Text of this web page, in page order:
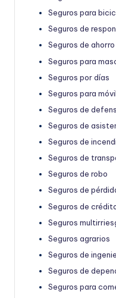
Seguros para
Seguros de
Seguros de
Seguros para
Seguros por días
Seguros para
Seguros de
Seguros de
Seguros de
Seguros de
Seguros de robo
Seguros de
Seguros de
Seguros
Seguros agrarios
Seguros de
Seguros de
Seguros para